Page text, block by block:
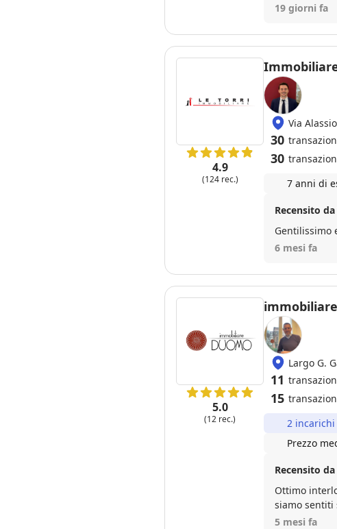
eccezionale:
impeccabile
19 giorni fa
4.9
(124 rec.)
Via
30
30
7 anni di
Recensito
Gentilissimo
6 mesi fa
5.0
(12 rec.)
Largo G.
11
15
2
Prezzo
Recensito
Ottimo
siamo sentiti
Mauro ci ha
5 mesi fa